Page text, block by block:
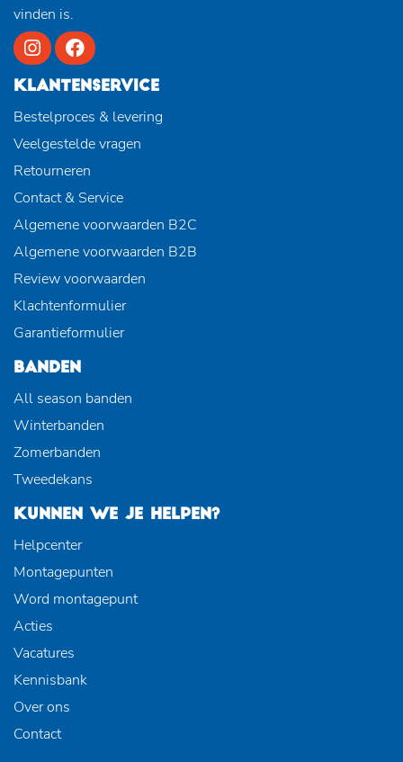
vinden is.
KLANTENSERVICE
Bestelproces & levering
Veelgestelde vragen
Retourneren
Contact & Service
Algemene voorwaarden B2C
Algemene voorwaarden B2B
Review voorwaarden
Klachtenformulier
Garantieformulier
BANDEN
All season banden
Winterbanden
Zomerbanden
Tweedekans
KUNNEN WE JE HELPEN?
Helpcenter
Montagepunten
Word montagepunt
Acties
Vacatures
Kennisbank
Over ons
Contact